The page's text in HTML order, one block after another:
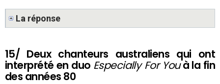
La réponse
15/ Deux chanteurs australiens qui ont
interprété en duo Especially For Youà la fin
des années 80